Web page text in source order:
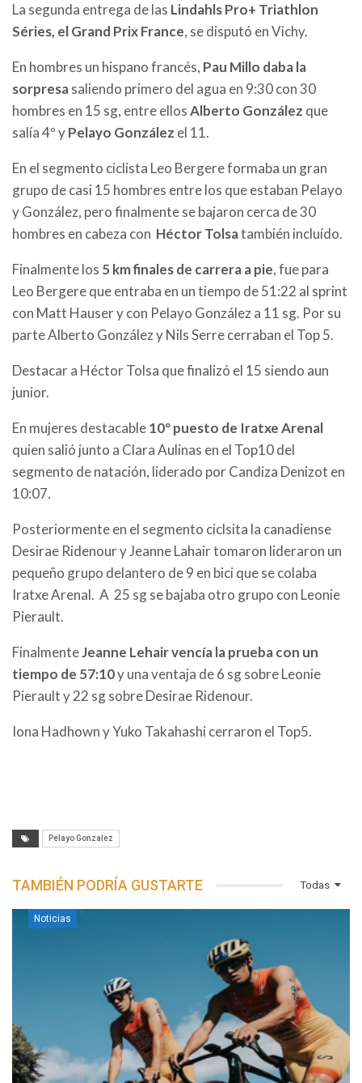
La segunda entrega de las Lindahls Pro+ Triathlon
Séries, el Grand Prix France, se disputó en Vichy.
En hombres un hispano francés, Pau Millo daba la
sorpresasaliendo primero del agua en 9:30 con 30
hombres en 15 sg, entre ellosAlberto González que
salía 4º yPelayo González el 11.
En el segmento ciclista Leo Bergere formaba un gran
grupo de casi 15 hombres entre los que estaban Pelayo
y González, pero finalmente se bajaron cerca de 30
hombres en cabeza con Héctor Tolsatambién incluído.
Finalmente los 5 km finales de carrera a pie, fue para
Leo Bergere que entraba en un tiempo de 51:22 al sprint
con Matt Hauser y con Pelayo González a 11 sg. Por su
parte Alberto González y Nils Serre cerraban el Top 5.
Destacar a Héctor Tolsa que finalizó el 15 siendo aun
junior.
En mujeres destacable10º puesto de Iratxe Arenal
quien salió junto a Clara Aulinas en el Top10 del
segmento de natación, liderado por Candiza Denizot en
10:07.
Posteriormente en el segmento ciclsita la canadiense
Desirae Ridenour y Jeanne Lahair tomaron lideraron un
pequeño grupo delantero de 9 en bici que se colaba
Iratxe Arenal. A 25 sg se bajaba otro grupo con Leonie
Pierault.
FinalmenteJeanne Lehair vencía la prueba con un
tiempo de 57:10y una ventaja de 6 sg sobre Leonie
Pierault y 22 sg sobre Desirae Ridenour.
Iona Hadhown y Yuko Takahashi cerraron el Top5.
Pelayo Gonzalez
Todas
TAMBIÉN PODRÍA GUSTARTE
Noticias